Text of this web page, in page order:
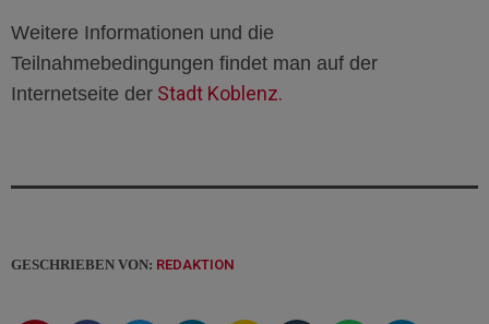
Weitere Informationen und die
Teilnahmebedingungen findet man auf der
Internetseite der Stadt Koblenz.
GESCHRIEBEN VON: REDAKTION